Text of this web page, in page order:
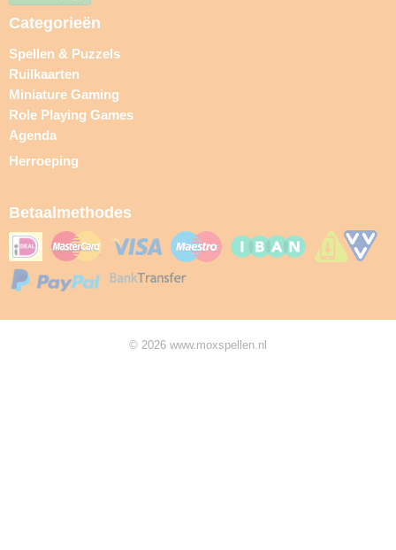
Categorieën
Spellen & Puzzels
Ruilkaarten
Miniature Gaming
Role Playing Games
Agenda
Herroeping
Betaalmethodes
© 2026 www.moxspellen.nl